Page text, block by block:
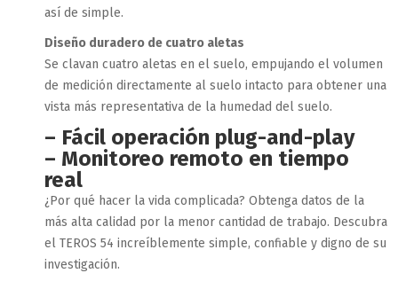
así de simple.
Diseño duradero de cuatro aletas
Se clavan cuatro aletas en el suelo, empujando el volumen
de medición directamente al suelo intacto para obtener una
vista más representativa de la humedad del suelo.
– Fácil operación plug-and-play
– Monitoreo remoto en tiempo
real
¿Por qué hacer la vida complicada? Obtenga datos de la
más alta calidad por la menor cantidad de trabajo. Descubra
el TEROS 54 increíblemente simple, confiable y digno de su
investigación.